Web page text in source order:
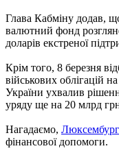
Глава Кабміну додав,
валютний фонд
доларів екстреної
Крім того, 8 березня
військових облігацій
України ухвалив
уряду ще на 20 млрд
Нагадаємо, Люксембург
фінансової допомоги.